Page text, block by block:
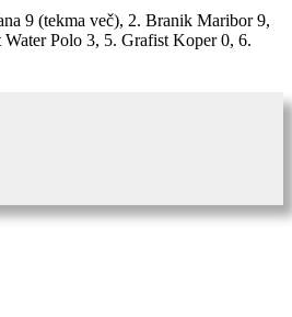
9 (tekma več), 2. Branik Maribor 9,
Polo 3, 5. Grafist Koper 0, 6.